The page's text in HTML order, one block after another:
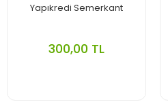
Yapıkredi Semerkant
300,00 TL